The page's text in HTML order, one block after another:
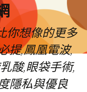
你想像的更多
提,鳳凰電波,
酸,眼袋手術,
隱私與優良